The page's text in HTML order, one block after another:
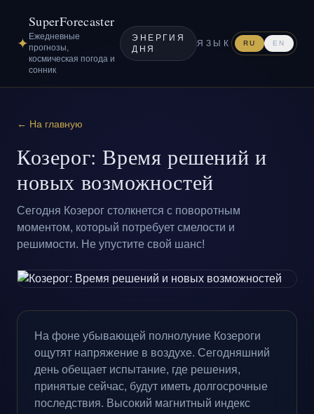
✦
SuperForecaster
Ежедневные
прогнозы,
космическая погода и
сонник
ЭНЕРГИЯ
ДНЯ
ЯЗЫК RU EN
← На главную
Козерог: Время решений и
новых возможностей
Сегодня Козерог столкнется с поворотным
моментом, который потребует смелости и
решимости. Не упустите свой шанс!
На фоне убывающей полнолуние Козероги
ощутят напряжение в воздухе. Сегодняшний
день обещает испытание, где решения,
принятые сейчас, будут иметь долгосрочные
последствия. Высокий магнитный индекс